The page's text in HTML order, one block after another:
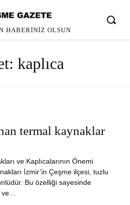
HABERINIZ OLSUN
kaplıca
termal kaynaklar
ve Kaplıcalarının Önemi
İzmir’in Çeşme ilçesi, tuzlu
Bu özelliği sayesinde
ve…